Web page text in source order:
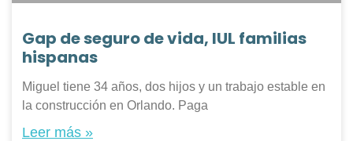
Gap de seguro de vida, IUL familias
hispanas
Miguel tiene 34 años, dos hijos y un trabajo estable en
la construcción en Orlando. Paga
Leer más »